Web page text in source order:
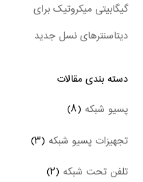
گیگابیتی میکروتیک برای
دیتاسنترهای نسل جدید
دسته بندی‌ مقالات
پسیو شبکه (۸)
تجهیزات پسیو شبکه (۳)
تلفن تحت شبکه (۲)